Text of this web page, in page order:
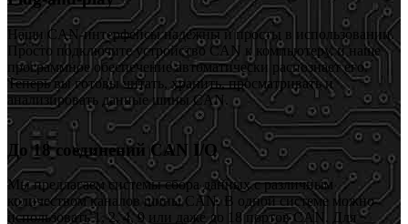
Наши CAN-интерфейсы надежны и просты в использовании.
Просто подключите устройство CAN к компьютеру, и наше
программное обеспечение автоматически распознает его.
Теперь вы готовы читать, хранить, просматривать и
анализировать данные шины CAN.
До 18 соединений CAN I/O
Мы предлагаем системы сбора данных с различным
количеством каналов шины CAN. В одной системе можно
использовать 1, 2, 4, 9 или даже до 18 портов CAN. Для